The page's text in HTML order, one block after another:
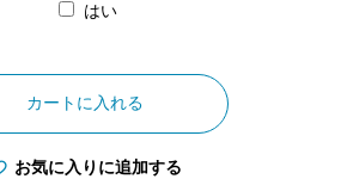
はい
都
府
醍
カートに入れる
お気に入りに追加する